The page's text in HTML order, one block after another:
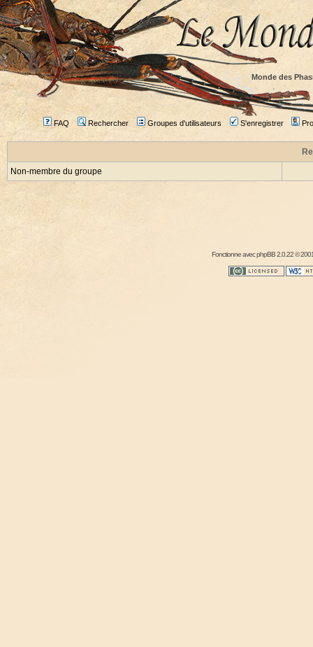
Monde des
FAQ Rechercher Groupes d'utilisateurs S'enregistrer
Non-membre du groupe
Fonctionne avecphpBB2.0.22 ©